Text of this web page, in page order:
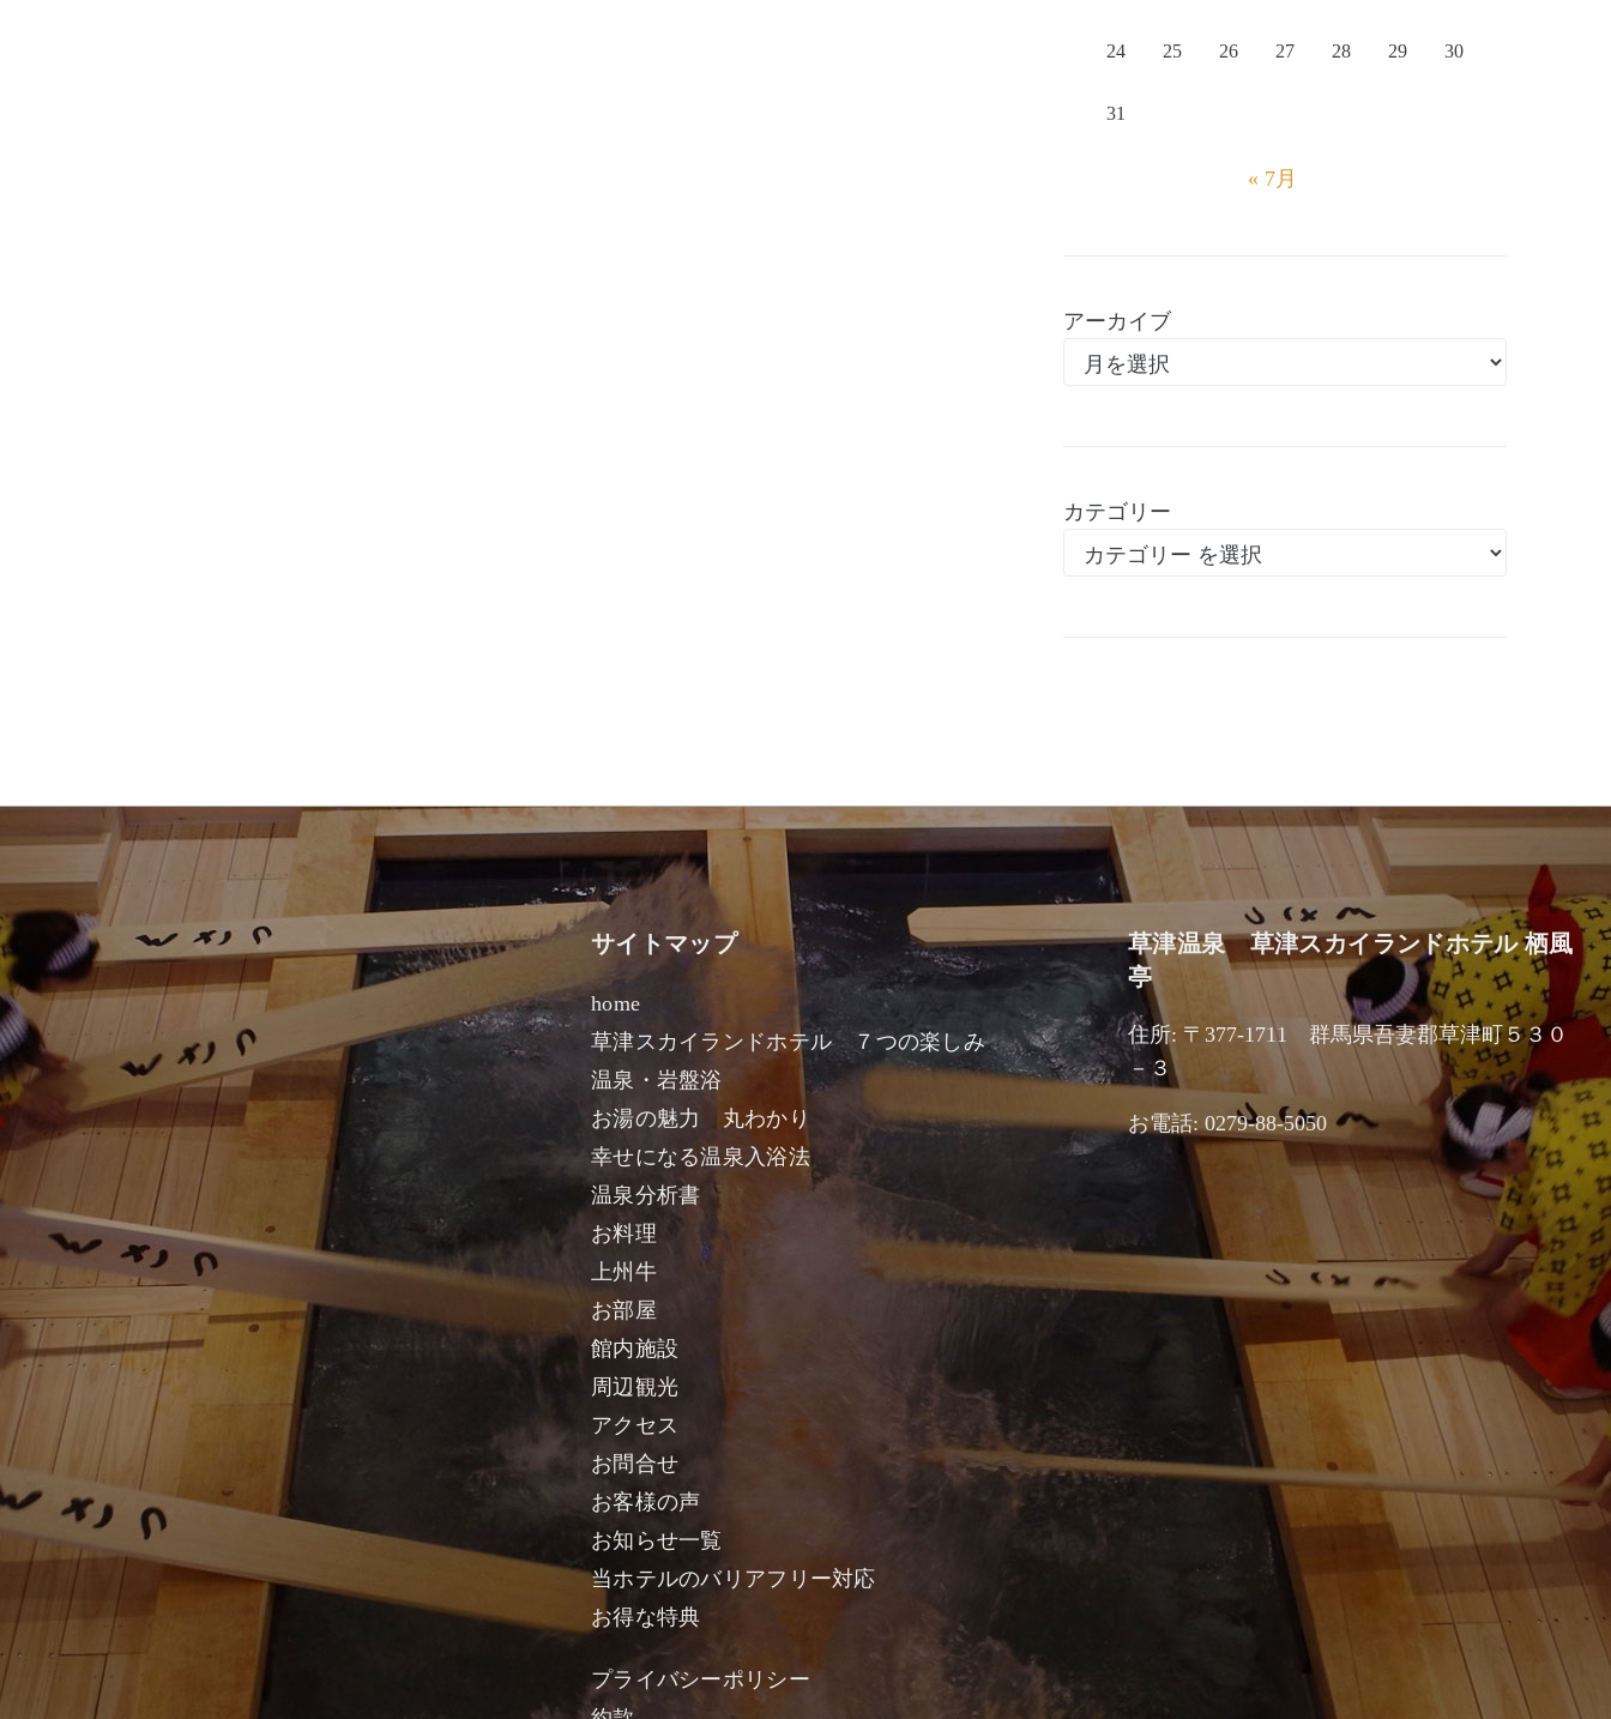
24 25 26 27 28 29 30
31
« 7月
アーカイブ
カテゴリー
サイトマップ
home
草津スカイランドホテル ７つの楽しみ
温泉・岩盤浴
お湯の魅力 丸わかり
幸せになる温泉入浴法
温泉分析書
お料理
上州牛
お部屋
館内施設
周辺観光
アクセス
お問合せ
お客様の声
お知らせ一覧
当ホテルのバリアフリー対応
お得な特典
プライバシーポリシー
草津温泉 草津スカイランドホテル 栖風
亭
住所: 〒377-1711 群馬県吾妻郡草津町５３０
－３
お電話: 0279-88-5050